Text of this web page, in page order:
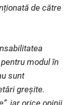
de către
modul în
sunt
greșite.
iar orice opinii